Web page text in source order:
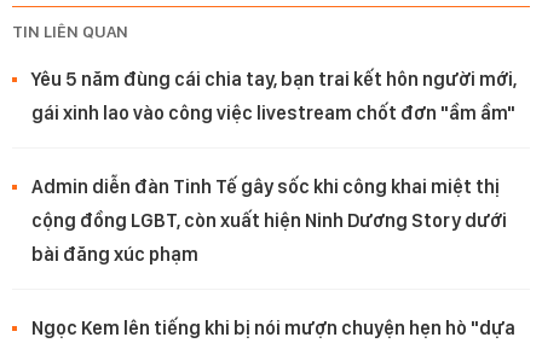
TIN LIÊN QUAN
Yêu 5 năm đùng cái chia tay, bạn trai kết hôn người mới,
gái xinh lao vào công việc livestream chốt đơn "ầm ầm"
Admin diễn đàn Tinh Tế gây sốc khi công khai miệt thị
cộng đồng LGBT, còn xuất hiện Ninh Dương Story dưới
bài đăng xúc phạm
Ngọc Kem lên tiếng khi bị nói mượn chuyện hẹn hò "dựa